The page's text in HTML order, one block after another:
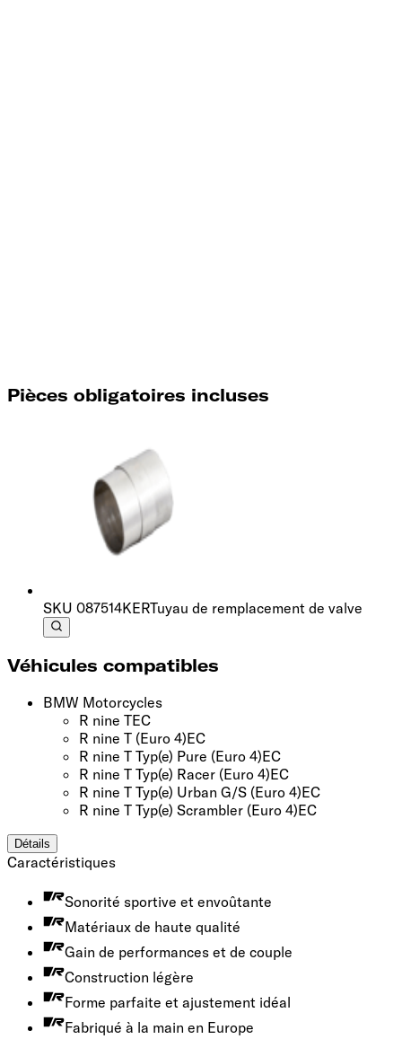
Pièces obligatoires incluses
SKU 087514KERTuyau de remplacement de valve
Véhicules compatibles
BMW Motorcycles
R nine TEC
R nine T (Euro 4)EC
R nine T Typ(e) Pure (Euro 4)EC
R nine T Typ(e) Racer (Euro 4)EC
R nine T Typ(e) Urban G/S (Euro 4)EC
R nine T Typ(e) Scrambler (Euro 4)EC
Détails
Caractéristiques
Sonorité sportive et envoûtante
Matériaux de haute qualité
Gain de performances et de couple
Construction légère
Forme parfaite et ajustement idéal
Fabriqué à la main en Europe